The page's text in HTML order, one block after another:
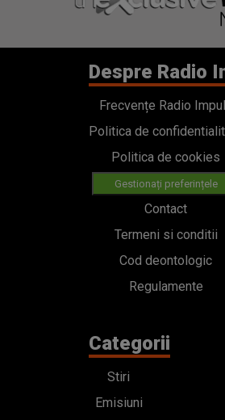
Despre Radio
Frecvențe Radio
Politica de
Politica de cookies
Gestionați preferințele
Contact
Termeni si conditii
Cod deontologic
Regulamente
Categorii
Stiri
Emisiuni